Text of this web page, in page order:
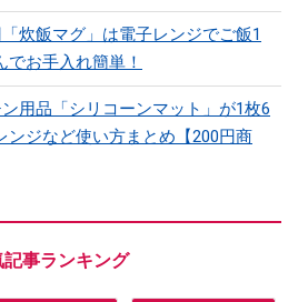
「炊飯マグ」は電子レンジでご飯1
お手入れ簡単！
用品「シリコーンマット」​​が1枚6
ンジなど使い方まとめ【200円商